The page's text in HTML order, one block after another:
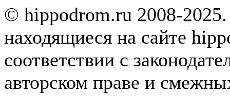
© hippodrom.ru 2008-
находящиеся на сайте
соответствии с
авторском праве и